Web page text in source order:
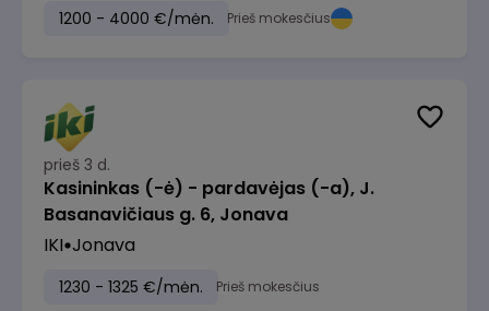
1200 - 4000 €/mėn. Prieš mokesčius
prieš 3 d.
Kasininkas (-ė) - pardavėjas (-a), J.
Basanavičiaus g. 6, Jonava
IKI Jonava
1230 - 1325 €/mėn. Prieš mokesčius